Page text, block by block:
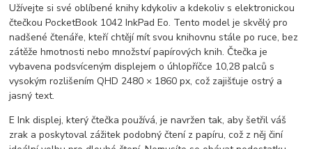
Užívejte si své oblíbené knihy kdykoliv a kdekoliv s elektronickou
čtečkou PocketBook 1042 InkPad Eo. Tento model je skvělý pro
nadšené čtenáře, kteří chtějí mít svou knihovnu stále po ruce, bez
zátěže hmotnosti nebo množství papírových knih. Čtečka je
vybavena podsvíceným displejem o úhlopříčce 10,28 palců s
vysokým rozlišením QHD 2480 × 1860 px, což zajišťuje ostrý a
jasný text.
E Ink displej, který čtečka používá, je navržen tak, aby šetřil váš
zrak a poskytoval zážitek podobný čtení z papíru, což z něj činí